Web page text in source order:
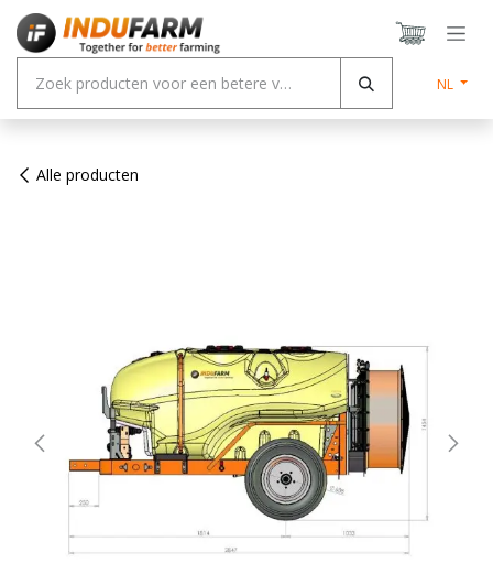
Overslaan naar inhoud
NL
Alle producten